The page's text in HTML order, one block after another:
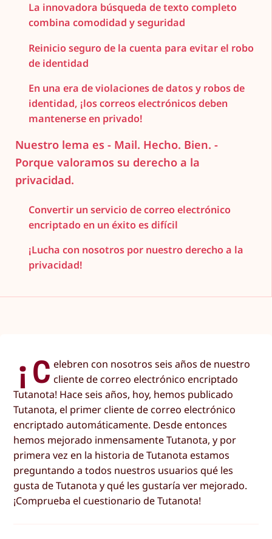
La innovadora búsqueda de texto completo
combina comodidad y seguridad
Reinicio seguro de la cuenta para evitar el robo
de identidad
En una era de violaciones de datos y robos de
identidad, ¡los correos electrónicos deben
mantenerse en privado!
Nuestro lema es - Mail. Hecho. Bien. -
Porque valoramos su derecho a la
privacidad.
Convertir un servicio de correo electrónico
encriptado en un éxito es difícil
¡Lucha con nosotros por nuestro derecho a la
privacidad!
¡C elebren con nosotros seis años de nuestro
cliente de correo electrónico encriptado
Tutanota! Hace seis años, hoy, hemos publicado
Tutanota, el primer cliente de correo electrónico
encriptado automáticamente. Desde entonces
hemos mejorado inmensamente Tutanota, y por
primera vez en la historia de Tutanota estamos
preguntando a todos nuestros usuarios qué les
gusta de Tutanota y qué les gustaría ver mejorado.
¡Comprueba el cuestionario de Tutanota!